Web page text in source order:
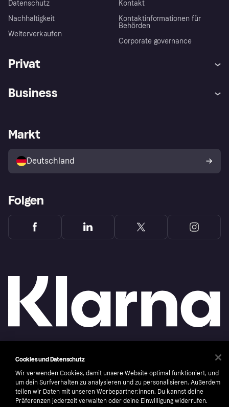
Datenschutz
Nachhaltigkeit
Weiterverkaufen
Kontakt
Kontaktinformationen für
Behörden
Corporate governance
Privat
Klarna App
Shops entdecken
Käuferschutzrichtlinie
Dein Widerrufsrecht
Business
Händlerportal
Markt
Deutschland
Folgen
Copyright © 2005-2026 Klarna Bank AB (publ). Headquarters: Stockholm, Sweden. All
rights reserved. Klarna Bank AB (publ). Sveavägen 46, 111 34 Stockholm. Organization
NutzungsbedingungenCookiesKlarna.com
Cookies und Datenschutz
Wir verwenden Cookies, damit unsere Website optimal funktioniert, und
um dein Surfverhalten zu analysieren und zu personalisieren. Außerdem
teilen wir Daten mit unseren Werbepartner:innen. Du kannst deine
Präferenzen jederzeit verwalten oder deine Einwilligung widerrufen.